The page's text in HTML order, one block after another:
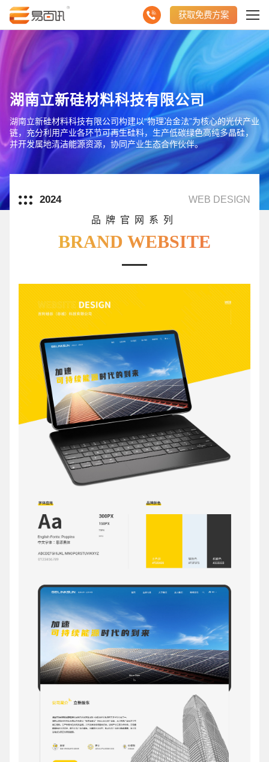
获取免费方案
湖南立新硅材料科技有限公司
湖南立新硅材料科技有限公司构建以“物理冶金法”为核心的光伏产业
链，充分利用产业各环节可再生硅料，生产低碳绿色高纯多晶硅，
并开发属地清洁能源资源，协同产业生态合作伙伴。
2024
WEB DESIGN
品牌官网系列
BRAND WEBSITE
请输入您的公司名称
电话 微信号